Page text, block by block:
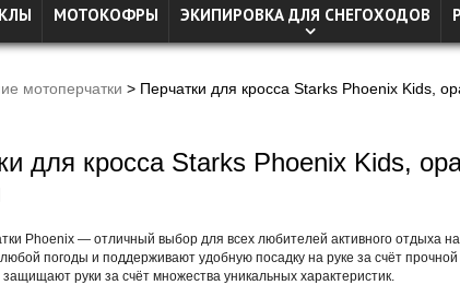
МОТОКОФРЫ ЭКИПИРОВКА ДЛЯ СНЕГОХОДОВ
мотоперчатки > Перчатки для кросса Starks Phoenix Kids,
для кросса Starks Phoenix Kids,
Phoenix — отличный выбор для всех любителей активного отдыха
погоды и поддерживают удобную посадку на руке за счёт прочной
руки за счёт множества уникальных характеристик.